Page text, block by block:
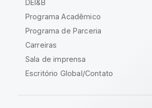
DEI&B
Programa Acadêmico
Programa de Parceria
Carreiras
Sala de imprensa
Escritório Global/Contato